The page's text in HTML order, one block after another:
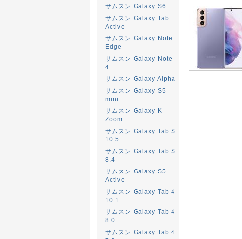
サムスン Galaxy S6
サムスン Galaxy Tab
Active
サムスン Galaxy Note
Edge
サムスン Galaxy Note
4
サムスン Galaxy Alpha
サムスン Galaxy S5
mini
サムスン Galaxy K
Zoom
サムスン Galaxy Tab S
10.5
サムスン Galaxy Tab S
8.4
サムスン Galaxy S5
Active
サムスン Galaxy Tab 4
10.1
サムスン Galaxy Tab 4
8.0
サムスン Galaxy Tab 4